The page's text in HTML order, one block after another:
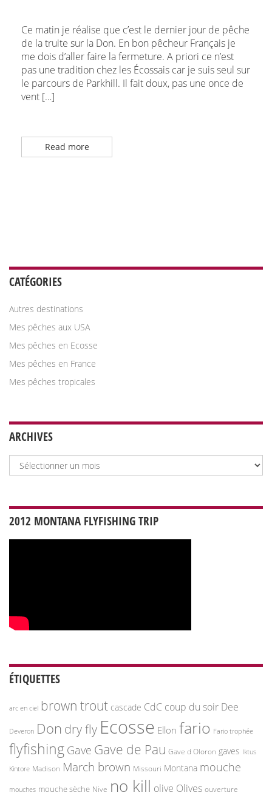
Ce matin je réalise que c’est le dernier jour de pêche
de la truite sur la Don. En bon pêcheur Français je
me dois d’aller faire la fermeture. A priori ce n’est
pas une tradition chez les Écossais car je suis seul sur
le parcours de Parkhill. Il fait doux, pas une once de
vent […]
Read more
CATÉGORIES
Autres destinations
Mes pêches aux USA
Mes pêches en Ecosse
Mes pêches en France
Mes pêches tropicales
ARCHIVES
Archives
2012 MONTANA FLYFISHING TRIP
ÉTIQUETTES
arc en ciel brown trout cascade CdC coup du soir Dee
Deveron Don dry fly Ecosse Ellon fario Fario trophée
flyfishing Gave Gave de Pau Gave d Oloron gaves Iktus
Kintore Madison March brown Missouri Montana mouche
mouches mouche sèche Nive no kill olive Olives ouverture